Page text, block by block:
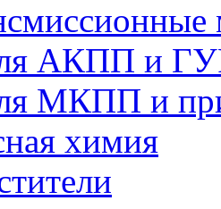
АКПП и
МКПП и
химия